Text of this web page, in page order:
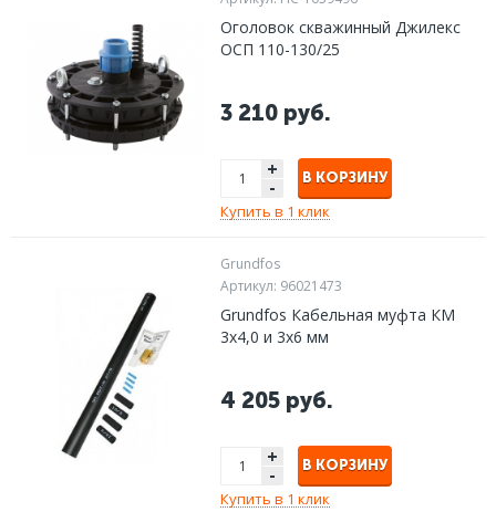
Оголовок скважинный Джилекс
ОСП 110-130/25
3 210 руб.
+
- В КОРЗИНУ
Купить в 1 клик
Grundfos
Артикул: 96021473
Grundfos Кабельная муфта КМ
3х4,0 и 3х6 мм
4 205 руб.
+
- В КОРЗИНУ
Купить в 1 клик